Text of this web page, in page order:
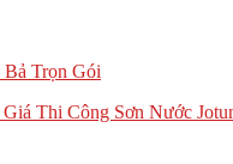
Thi Công Sơn Nước